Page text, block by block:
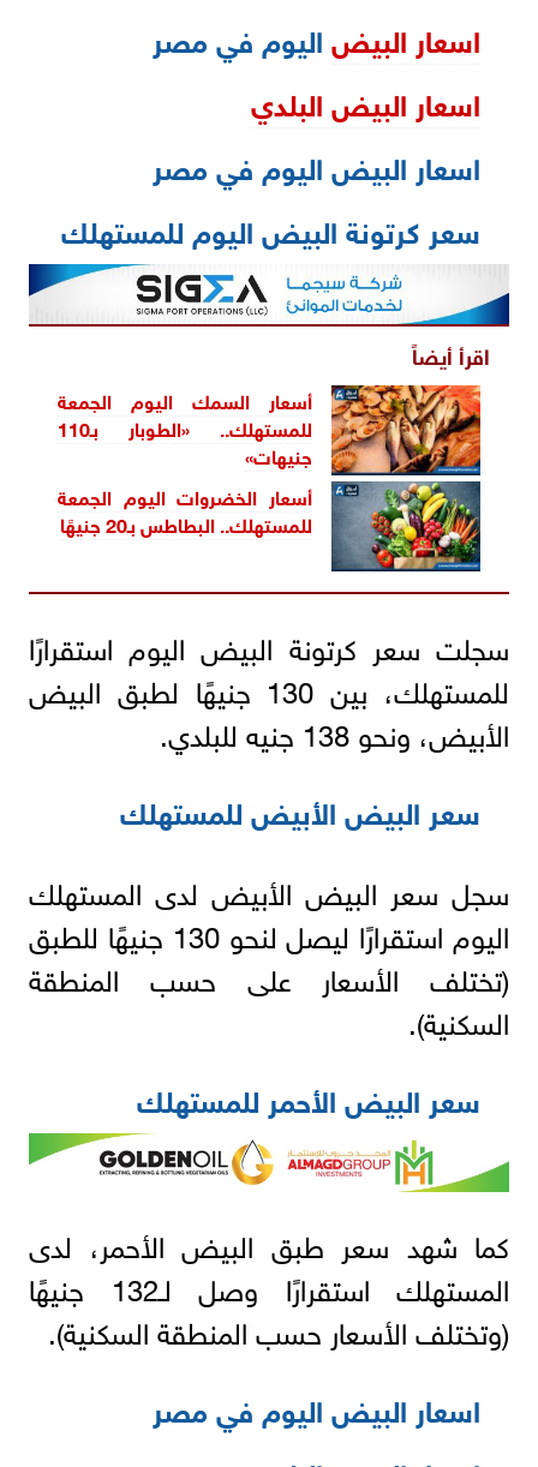
اسعار البيضاليوم في مصر
اسعار البيض البلدي
اسعار البيض اليوم في مصر
سعر كرتونة البيض اليوم للمستهلك
اقرأ أيضاً
أسعار السمك اليوم الجمعة
للمستهلك.. «الطوبار بـ110
جنيهات»
أسعار الخضروات اليوم الجمعة
للمستهلك.. البطاطس بـ20 جنيهًا
سجلت سعر كرتونة البيض اليوم استقرارًا
للمستهلك، بين 130 جنيهًا لطبق البيض
الأبيض، ونحو 138 جنيه للبلدي.
سعر البيض الأبيض للمستهلك
سجل سعر البيض الأبيض لدى المستهلك
اليوم استقرارًا ليصل لنحو 130 جنيهًا للطبق
(تختلف الأسعار على حسب المنطقة
السكنية).
سعر البيض الأحمر للمستهلك
كما شهد سعر طبق البيض الأحمر، لدى
المستهلك استقرارًا وصل لـ132 جنيهًا
(وتختلف الأسعار حسب المنطقة السكنية).
اسعار البيض اليوم في مصر